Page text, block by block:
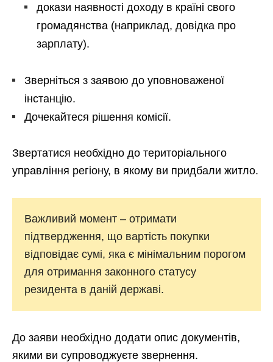
докази наявності доходу в країні свого
громадянства (наприклад, довідка про
зарплату).
Зверніться з заявою до уповноваженої
інстанцію.
Дочекайтеся рішення комісії.
Звертатися необхідно до територіального
управління регіону, в якому ви придбали житло.
Важливий момент – отримати
підтвердження, що вартість покупки
відповідає сумі, яка є мінімальним порогом
для отримання законного статусу
резидента в даній державі.
До заяви необхідно додати опис документів,
якими ви супроводжуєте звернення.